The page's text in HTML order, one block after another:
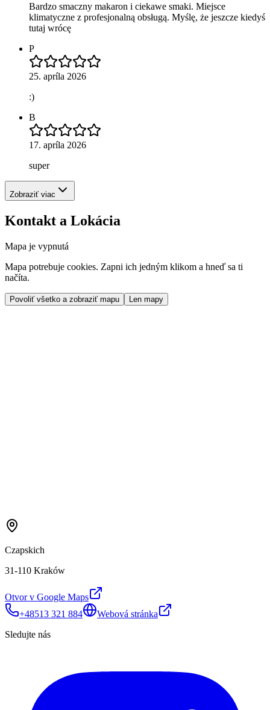
Bardzo smaczny makaron i ciekawe smaki. Miejsce
klimatyczne z profesjonalną obsługą. Myślę, że jeszcze kiedyś
tutaj wrócę
P
25. apríla 2026
:)
B
17. apríla 2026
super
Zobraziť viac
Kontakt a Lokácia
Mapa je vypnutá
Mapa potrebuje cookies. Zapni ich jedným klikom a hneď sa ti
načíta.
Povoliť všetko a zobraziť mapu Len mapy
Czapskich
31-110 Kraków
Otvor v Google Maps
+48513 321 884
Webová stránka
Sledujte nás